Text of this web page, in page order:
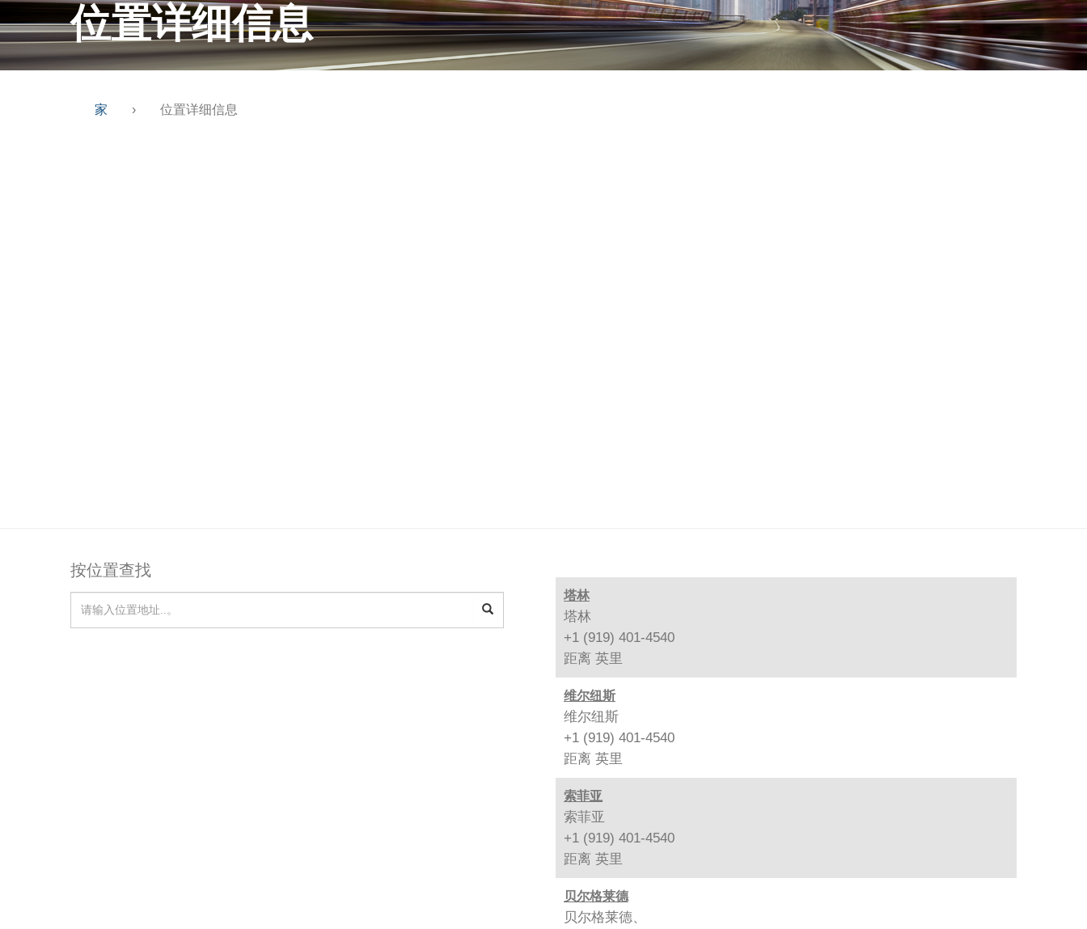
位置详细信息
家 › 位置详细信息
按位置查找
塔林
塔林
+1 (919) 401-4540
距离 英里
维尔纽斯
维尔纽斯
+1 (919) 401-4540
距离 英里
索菲亚
索菲亚
+1 (919) 401-4540
距离 英里
贝尔格莱德
贝尔格莱德、